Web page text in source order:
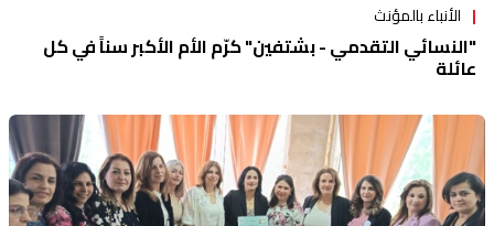
الأنباء بالمؤنث
"النسائي التقدمي - بشتفين" كرّم الأم الأكبر سناً في كل
عائلة